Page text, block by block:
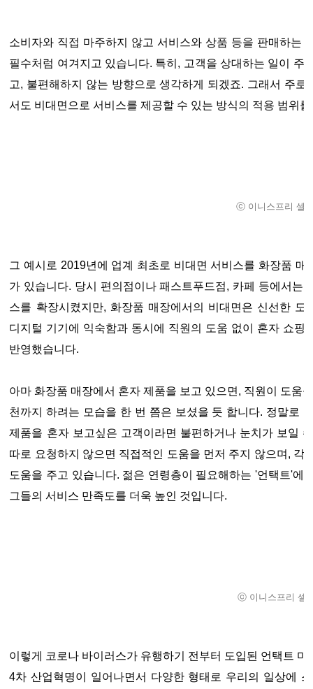
소비자와 직접 마주하지 않고 서비스와 상품 등을 판매하는
필수처럼 여겨지고 있습니다. 특히, 고객을 상대하는 일이 주
고, 불편해하지 않는 방향으로 생각하게 되겠죠. 그래서 주
서도 비대면으로 서비스를 제공할 수 있는 방식의 적용 범위
ⓒ 이니스프리 셀
그 예시로 2019년에 업계 최초로 비대면 서비스를 화장품
가 있습니다. 당시 편의점이나 패스트푸드점, 카페 등에서는
스를 확장시켰지만, 화장품 매장에서의 비대면은 신선한 도
디지털 기기에 익숙함과 동시에 직원의 도움 없이 혼자 쇼핑
반영했습니다.
아마 화장품 매장에서 혼자 제품을 보고 있으면, 직원이 도움
천까지 하려는 모습을 한 번 쯤은 보셨을 듯 합니다. 정말로
제품을 혼자 보고싶은 고객이라면 불편하거나 눈치가 보일
따로 요청하지 않으면 직접적인 도움을 먼저 주지 않으며, 각
도움을 주고 있습니다. 젊은 연령층이 필요해하는 '언택트'에
그들의 서비스 만족도를 더욱 높인 것입니다.
ⓒ 이니스프리 셀
이렇게 코로나 바이러스가 유행하기 전부터 도입된 언택트
4차 산업혁명이 일어나면서 다양한 형태로 우리의 일상에